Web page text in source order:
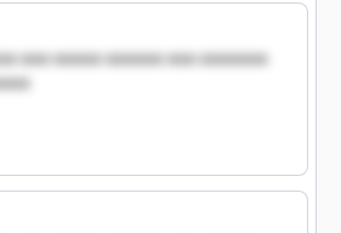
xxx xxxxx xxxxxx xxx xxxxxxx